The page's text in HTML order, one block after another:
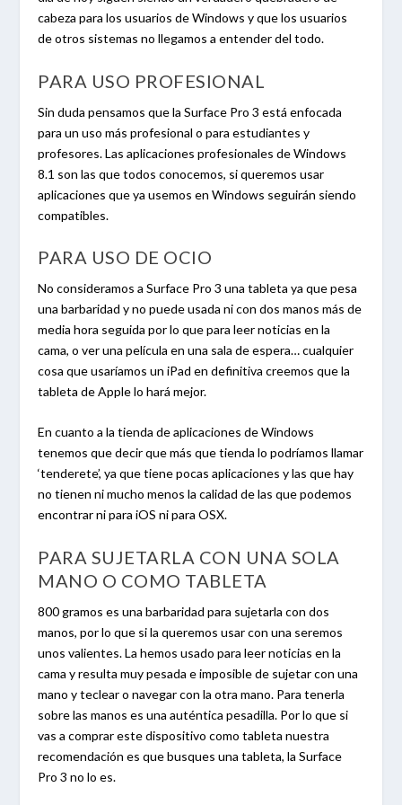
cabeza para los usuarios de Windows y que los usuarios
de otros sistemas no llegamos a entender del todo.
PARA USO PROFESIONAL
Sin duda pensamos que la Surface Pro 3 está enfocada
para un uso más profesional o para estudiantes y
profesores. Las aplicaciones profesionales de Windows
8.1 son las que todos conocemos, si queremos usar
aplicaciones que ya usemos en Windows seguirán siendo
compatibles.
PARA USO DE OCIO
No consideramos a Surface Pro 3 una tableta ya que pesa
una barbaridad y no puede usada ni con dos manos más de
media hora seguida por lo que para leer noticias en la
cama, o ver una película en una sala de espera… cualquier
cosa que usaríamos un iPad en definitiva creemos que la
tableta de Apple lo hará mejor.
En cuanto a la tienda de aplicaciones de Windows
tenemos que decir que más que tienda lo podríamos llamar
‘tenderete’, ya que tiene pocas aplicaciones y las que hay
no tienen ni mucho menos la calidad de las que podemos
encontrar ni para iOS ni para OSX.
PARA SUJETARLA CON UNA SOLA
MANO O COMO TABLETA
800 gramos es una barbaridad para sujetarla con dos
manos, por lo que si la queremos usar con una seremos
unos valientes. La hemos usado para leer noticias en la
cama y resulta muy pesada e imposible de sujetar con una
mano y teclear o navegar con la otra mano. Para tenerla
sobre las manos es una auténtica pesadilla. Por lo que si
vas a comprar este dispositivo como tableta nuestra
recomendación es que busques una tableta, la Surface
Pro 3 no lo es.